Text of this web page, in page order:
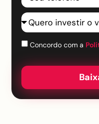
Concordo com a